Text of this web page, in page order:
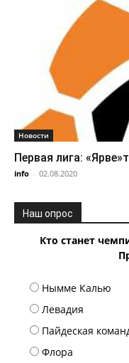
Новости
Первая лига:
info - 02.08.2020
Наш опрос
Кто станет
Нымме Калью
Левадия
Пайдеская
Флора